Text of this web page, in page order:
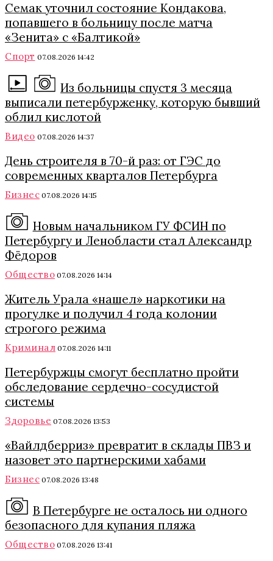
Семак уточнил состояние Кондакова,
попавшего в больницу после матча
«Зенита» с «Балтикой»
Спорт 07.08.2026 14:42
Из больницы спустя 3 месяца
выписали петербурженку, которую бывший
облил кислотой
Видео 07.08.2026 14:37
День строителя в 70-й раз: от ГЭС до
современных кварталов Петербурга
Бизнес 07.08.2026 14:15
Новым начальником ГУ ФСИН по
Петербургу и Ленобласти стал Александр
Фёдоров
Общество 07.08.2026 14:14
Житель Урала «нашел» наркотики на
прогулке и получил 4 года колонии
строгого режима
Криминал 07.08.2026 14:11
Петербуржцы смогут бесплатно пройти
обследование сердечно-сосудистой
системы
Здоровье 07.08.2026 13:53
«Вайлдберриз» превратит в склады ПВЗ и
назовет это партнерскими хабами
Бизнес 07.08.2026 13:48
В Петербурге не осталось ни одного
безопасного для купания пляжа
Общество 07.08.2026 13:41